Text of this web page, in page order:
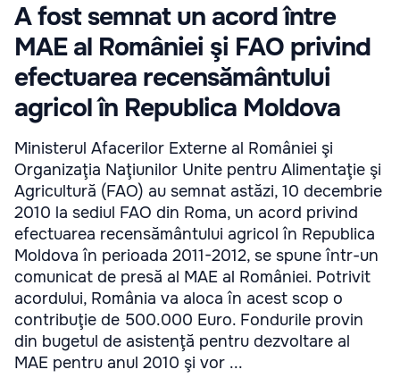
A fost semnat un acord între
MAE al României şi FAO privind
efectuarea recensământului
agricol în Republica Moldova
Ministerul Afacerilor Externe al României şi
Organizaţia Naţiunilor Unite pentru Alimentaţie şi
Agricultură (FAO) au semnat astăzi, 10 decembrie
2010 la sediul FAO din Roma, un acord privind
efectuarea recensământului agricol în Republica
Moldova în perioada 2011-2012, se spune într-un
comunicat de presă al MAE al României. Potrivit
acordului, România va aloca în acest scop o
contribuţie de 500.000 Euro. Fondurile provin
din bugetul de asistenţă pentru dezvoltare al
MAE pentru anul 2010 şi vor ...